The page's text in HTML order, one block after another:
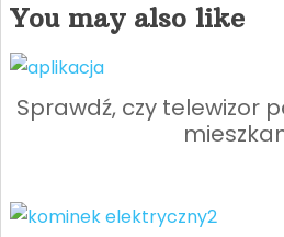
You may also like
Sprawdź, czy telewizor